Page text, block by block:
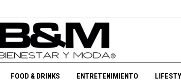
FOOD & DRINKS ENTRETENIMIENTO